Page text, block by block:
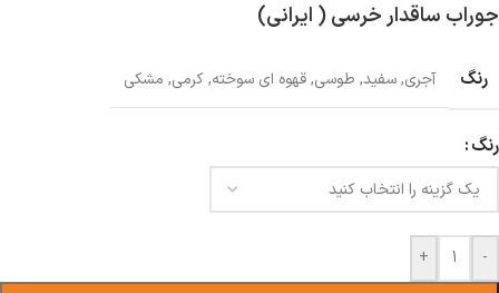
جوراب ساقدار خرسی ( ایرانی)
رنگ آجری,سفید, طوسی,قهوه ای سوخته,کرمی, مشکی
رنگ
-
+